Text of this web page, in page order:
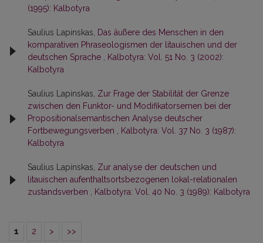
(1995): Kalbotyra
Saulius Lapinskas,
Das äußere des Menschen in den
komparativen Phraseologismen der litauischen und der
deutschen Sprache
Kalbotyra: Vol. 51 No. 3 (2002):
Kalbotyra
Saulius Lapinskas, Zur Frage der Stabilität der Grenze
zwischen den Funktor- und Modifikatorsemen bei der
Propositionalsemantischen Analyse deutscher
Fortbewegungsverben
Kalbotyra: Vol. 37 No. 3 (1987):
Kalbotyra
Saulius Lapinskas, Zur analyse der deutschen und
litauischen aufenthaltsortsbezogenen lokal-relationalen
zustandsverben
Kalbotyra: Vol. 40 No. 3 (1989): Kalbotyra
1 2 > >>